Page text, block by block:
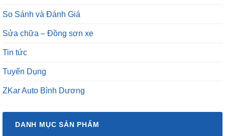
So Sánh và Đánh Giá
Sửa chữa – Đồng sơn xe
Tin tức
Tuyển Dụng
ZKar Auto Bình Dương
DANH MỤC SẢN PHẨM